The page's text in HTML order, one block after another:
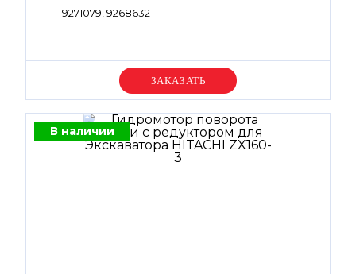
9271079, 9268632
Уточняйте цену
В наличии